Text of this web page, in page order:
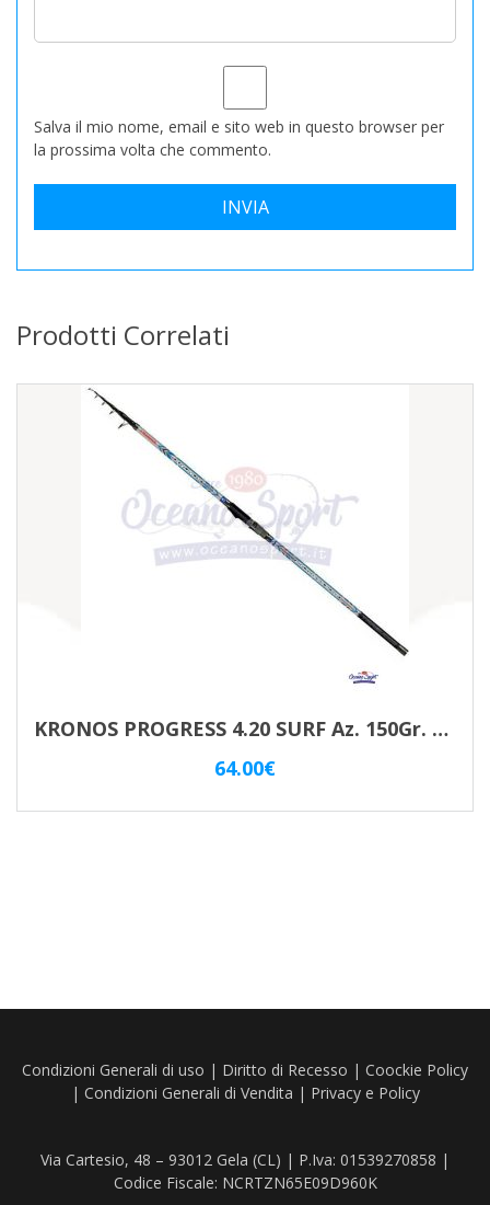
Salva il mio nome, email e sito web in questo browser per
la prossima volta che commento.
Prodotti Correlati
KRONOS PROGRESS 4.20 SURF Az. 150Gr. TRABUCCO
64.00€
Condizioni Generali di uso | Diritto di Recesso | Coockie Policy
| Condizioni Generali di Vendita | Privacy e Policy
Via Cartesio, 48 – 93012 Gela (CL) | P.Iva: 01539270858 |
Codice Fiscale: NCRTZN65E09D960K